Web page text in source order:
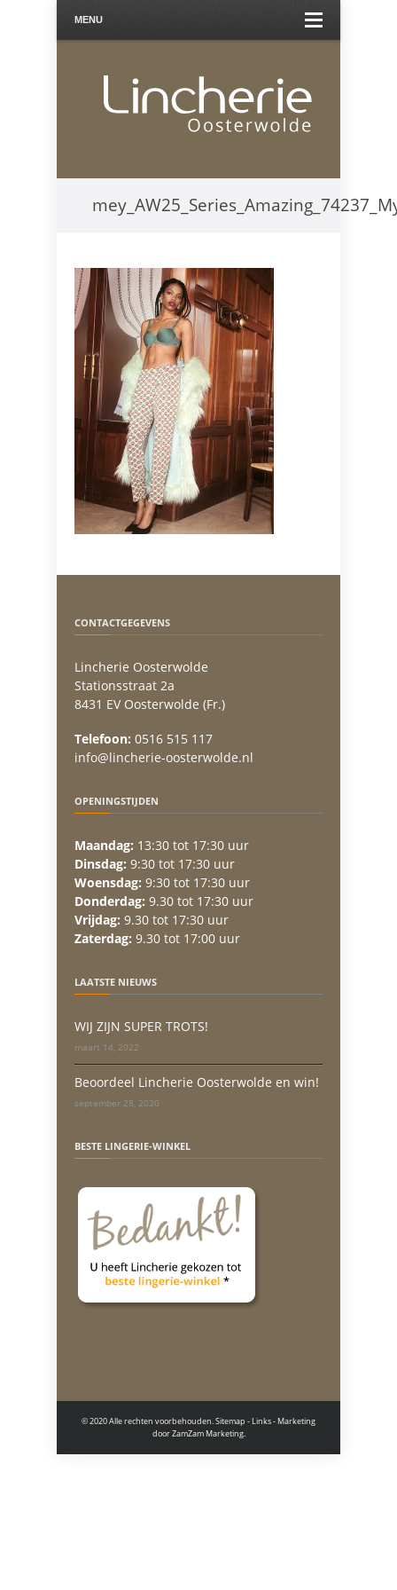
MENU
CONTACTGEGEVENS
Lincherie Oosterwolde
Stationsstraat 2a
8431 EV Oosterwolde (Fr.)
Telefoon: 0516 515 117
info@lincherie-oosterwolde.nl
OPENINGSTIJDEN
Maandag: 13:30 tot 17:30 uur
Dinsdag: 9:30 tot 17:30 uur
Woensdag: 9:30 tot 17:30 uur
Donderdag: 9.30 tot 17:30 uur
Vrijdag: 9.30 tot 17:30 uur
Zaterdag: 9.30 tot 17:00 uur
LAATSTE NIEUWS
WIJ ZIJN SUPER TROTS!
maart 14, 2022
Beoordeel Lincherie Oosterwolde en win!
september 28, 2020
BESTE LINGERIE-WINKEL
© 2020 Alle rechten voorbehouden.Sitemap - Links- Marketing
doorZamZam Marketing.